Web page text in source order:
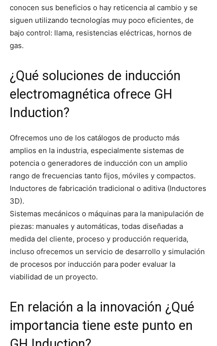
conocen sus beneficios o hay reticencia al cambio y se
siguen utilizando tecnologías muy poco eficientes, de
bajo control: llama, resistencias eléctricas, hornos de
gas.
¿Qué soluciones de inducción
electromagnética ofrece GH
Induction?
Ofrecemos uno de los catálogos de producto más
amplios en la industria, especialmente sistemas de
potencia o generadores de inducción con un amplio
rango de frecuencias tanto fijos, móviles y compactos.
Inductores de fabricación tradicional o aditiva (Inductores
3D).
Sistemas mecánicos o máquinas para la manipulación de
piezas: manuales y automáticas, todas dise­ñadas a
medida del cliente, proceso y producción requerida,
incluso ofrecemos un servicio de desarrollo y simulación
de procesos por in­ducción para poder evaluar la
viabilidad de un proyecto.
En relación a la innovación ¿Qué
importancia tiene este punto en